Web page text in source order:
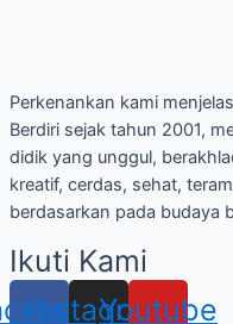
Perkenankan kami
Berdiri sejak tahun 2001,
didik yang unggul,
kreatif, cerdas, sehat,
berdasarkan pada budaya
Ikuti Kami
Instagram
Youtube